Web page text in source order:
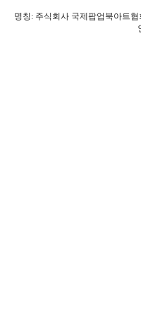
명칭: 주식회사 국제팝업북아트협